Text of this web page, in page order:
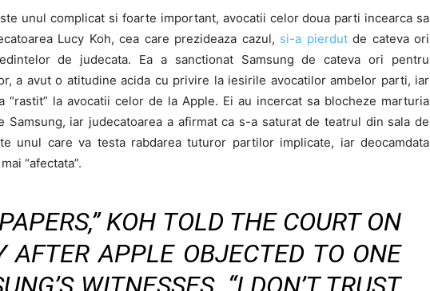
unul complicat si foarte important, avocatii celor doua parti incearca sa
Lucy Koh, cea care prezideaza cazul, si-a pierdutde cateva ori
de judecata. Ea a sanctionat Samsung de cateva ori pentru
a avut o atitudine acida cu privire la iesirile avocatilor ambelor parti, iar
“rastit” la avocatii celor de la Apple. Ei au incercat sa blocheze marturia
Samsung, iar judecatoarea a afirmat ca s-a saturat de teatrul din sala de
unul care va testa rabdarea tuturor partilor implicate, iar deocamdata
“afectata”.
KOH TOLD THE COURT ON
AFTER APPLE OBJECTED TO ONE